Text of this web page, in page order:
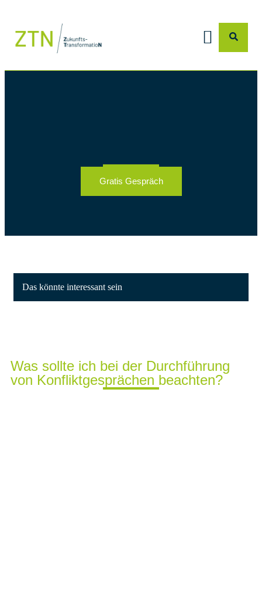
Gratis Gespräch
Das könnte interessant sein
Was sollte ich bei der Durchführung
von Konfliktgesprächen beachten?